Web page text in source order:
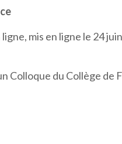
mis en ligne le 24
Colloque du Collège de